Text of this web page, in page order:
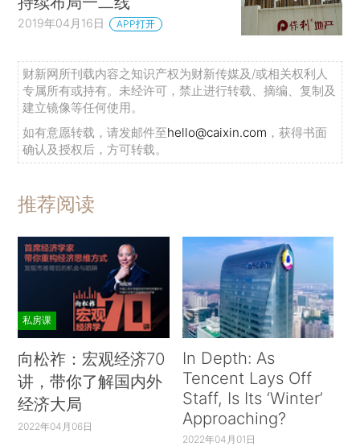
2019年04月16日 APP打开
财新网所刊载内容之知识产权为财新传媒及/或相关权利人
专属所有或持有。未经许可，禁止进行转载、摘编、复制及
建立镜像等任何使用。
如有意愿转载，请发邮件至hello@caixin.com ，获得书面
确认及授权后，方可转载。
推荐阅读
私房课
向松祚：宏观经济70
讲，带你了解国内外
经济大局
2022年04月06日
In Depth: As
Tencent Lays Off
Staff, Is Its ‘Winter’
Approaching?
2022年04月01日